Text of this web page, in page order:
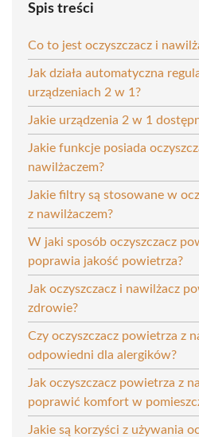
Spis treści
Co to jest oczyszczacz i
Jak działa automatyczna
urządzeniach 2 w 1?
Jakie urządzenia 2 w 1
Jakie funkcje posiada
nawilżaczem?
Jakie filtry są stosowane w
z nawilżaczem?
W jaki sposób oczyszczacz
poprawia jakość powietrza?
Jak oczyszczacz i nawilżacz
zdrowie?
Czy oczyszczacz powietrza z
odpowiedni dla alergików?
Jak oczyszczacz powietrza z
poprawić komfort w
Jakie są korzyści z używania